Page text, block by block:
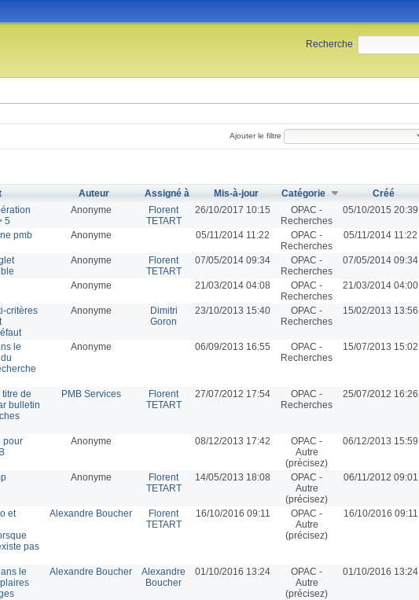
Recherche:
Ajouter le filtre
Auteur Assigné à Mis-à-jour Catégorie
Créé
5
Anonyme
Florent
TETART
26/10/2017 10:15
OPAC -
Recherches
05/10/2015 20:39
pmb Anonyme 05/11/2014 11:22
OPAC -
Recherches
05/11/2014 11:22
Anonyme
Florent
TETART
07/05/2014 09:34
OPAC -
Recherches
07/05/2014 09:34
Anonyme 21/03/2014 04:08
OPAC -
Recherches
21/03/2014 04:00
critères
Anonyme
Dimitri
Goron
23/10/2013 15:40
OPAC -
Recherches
15/02/2013 13:56
le
Anonyme 06/09/2013 16:55
OPAC -
Recherches
15/07/2013 15:02
de
bulletin
PMB Services
Florent
TETART
27/07/2012 17:54
OPAC -
Recherches
25/07/2012 16:26
pour
Anonyme 08/12/2013 17:42
OPAC -
Autre
(précisez)
06/12/2013 15:59
Anonyme
Florent
TETART
14/05/2013 18:08
OPAC -
Autre
(précisez)
06/11/2012 09:01
et
pas
Alexandre Boucher
Florent
TETART
16/10/2016 09:11
OPAC -
Autre
(précisez)
16/10/2016 09:11
le
Alexandre Boucher
Alexandre
Boucher
01/10/2016 13:24
OPAC -
Autre
(précisez)
01/10/2016 13:24